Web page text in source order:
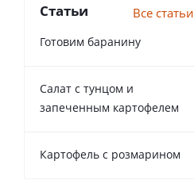
Статьи Все статьи
Готовим баранину
Салат с тунцом и
запеченным картофелем
Картофель с розмарином